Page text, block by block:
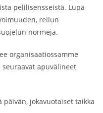
pelilisensseistä. Lupa
reilun
normeja.
organisaatiossamme
apuvälineet
päivän, jokavuotaiset taikka